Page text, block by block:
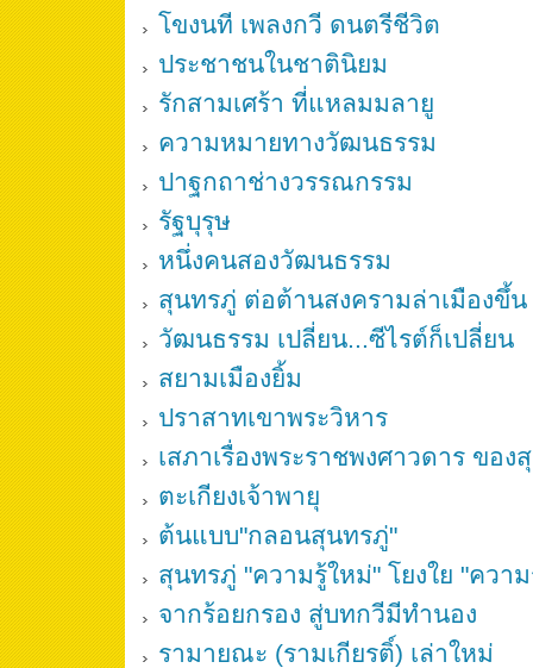
โขงนที เพลงกวี ดนตรีชีวิต
ประชาชนในชาตินิยม
รักสามเศร้า ที่แหลมมลายู
ความหมายทางวัฒนธรรม
ปาฐกถาช่างวรรณกรรม
รัฐบุรุษ
หนึ่งคนสองวัฒนธรรม
สุนทรภู่ ต่อต้านสงครามล่าเมืองขึ้น
วัฒนธรรม เปลี่ยน...ซีไรต์ก็เปลี่ยน
สยามเมืองยิ้ม
ปราสาทเขาพระวิหาร
เสภาเรื่องพระราชพงศาวดาร ของ
ตะเกียงเจ้าพายุ
ต้นแบบ"กลอนสุนทรภู่"
สุนทรภู่ "ความรู้ใหม่" โยงใย "ความ
จากร้อยกรอง สู่บทกวีมีทำนอง
รามายณะ (รามเกียรติ์) เล่าใหม่